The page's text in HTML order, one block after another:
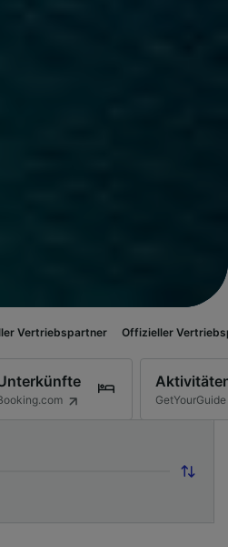
Offizieller Vertriebspartner
GetYourGuide